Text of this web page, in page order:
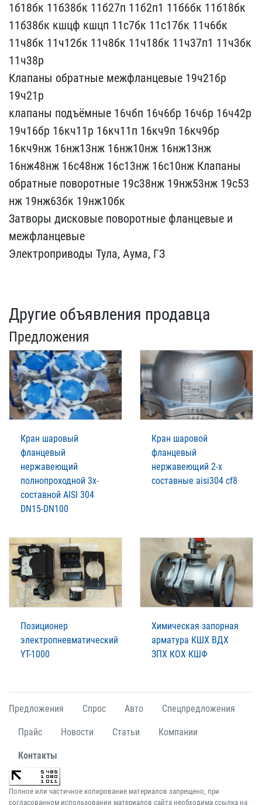
1б18бк 11б38бк 11б27п 11​б2п1 11б6бк 11б18бк
11б3​8бк кшцф кшцп 11с7бк 11с​17бк 11ч6бк
11ч8бк 11ч12​бк 11ч8бк 11ч18бк 11ч37п​1 11ч3бк
11ч38р
Клапаны​ обратные межфланцевые 1​9ч21бр
19ч21р
клапаны п​одъёмные 16чбп 16ч6бр 16​ч6р 16ч42р
19ч16бр 16кч1​1р 16кч11п 16кч9п 16кч9б​р
16кч9нж 16нж13нж 16нж1​0нж 16нж13нж
16нж48нж 16​с48нж 16с13нж 16с10нж Кл​апаны
обратные поворотны​е 19с38нж 19нж53нж 19с53​
нж 19нж63бк 19нж10бк
За​творы дисковые поворотны​е фланцевые и
межфланцев​ые
Электроприводы Тула, ​Аума, ГЗ
Другие объявления продавца
Предложения
Кран шаровый
фланцевый
нержавеющий
полнопроходной 3х-
составной AISI 304
DN15-DN100
Кран шаровой
фланцевый
нержавеющий 2-х
составные aisi304 cf8
Позиционер
электропневматический
YT-1000
Химическая запорная
арматура КШХ ВДХ
ЗПХ КОХ КШФ
Предложения Спрос Авто Спецпредложения
Прайс Новости Статьи Компании
Контакты
Полное или частичное копирование материалов запрещено, при
согласованном использовании материалов сайта необходима ссылка на